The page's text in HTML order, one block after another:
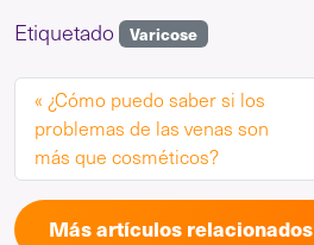
Etiquetado Varicose
¿Cómo puedo saber si los
problemas de las venas son
más que cosméticos?
Más artículos relacionados